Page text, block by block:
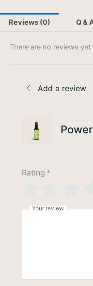
Reviews (0) Q &
There are no reviews yet
Add a review
Rating *
Your review